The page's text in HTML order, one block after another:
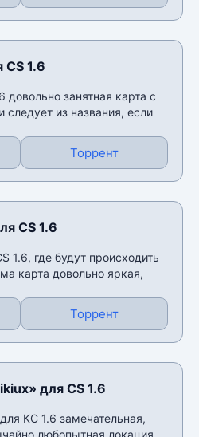
CS 1.6
довольно занятная карта с
из названия, если
Торрент
CS 1.6
1.6, где будут происходить
карта довольно яркая,
Торрент
для CS 1.6
КС 1.6 замечательная,
любопытная локация,